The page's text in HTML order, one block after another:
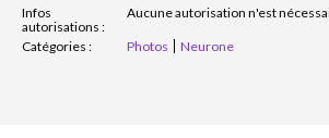
Infos
autorisations :
Aucune autorisation n'est
Catégories : Photos Neurone